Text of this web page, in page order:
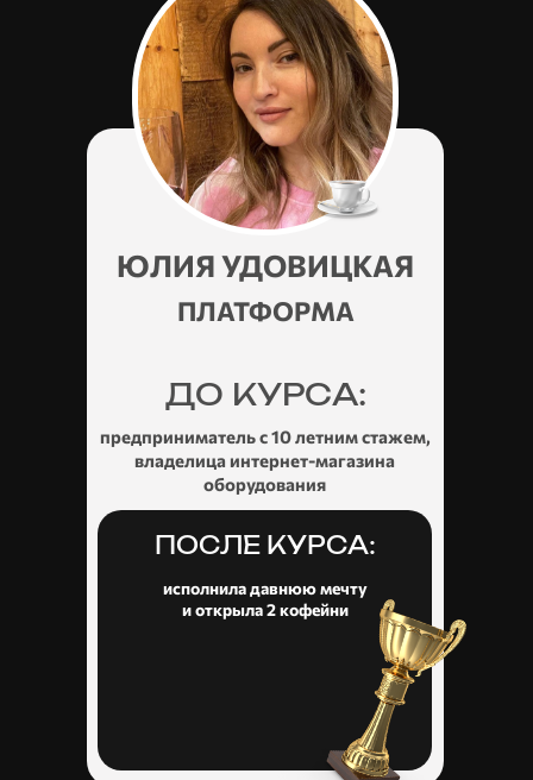
ЮЛИЯ УДОВИЦКАЯ
ДО КУРСА:
предприниматель с 10 летним стажем,
владелица интернет-магазина
оборудования
ПОСЛЕ КУРСА:
ПЛАТФОРМА
исполнила давнюю мечту
и открыла 2 кофейни